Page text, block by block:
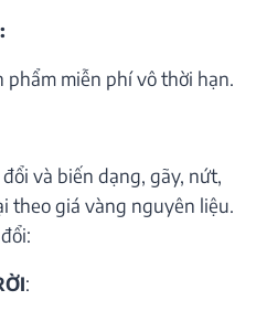
phẩm miễn phí vô thời hạn.
và biến dạng, gãy, nứt,
theo giá vàng nguyên liệu.
: